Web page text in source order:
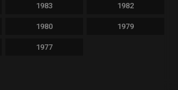
1983 1982
1980 1979
1977